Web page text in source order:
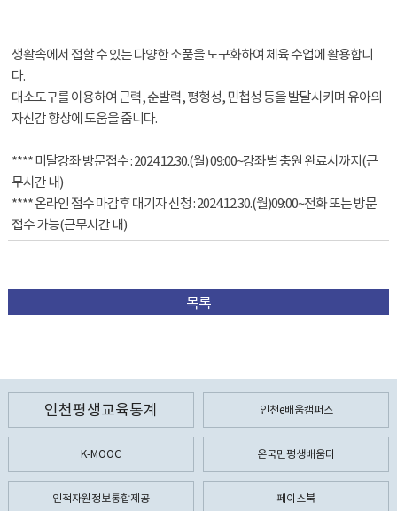
생활속에서 접할 수 있는 다양한 소품을 도구화하여 체육 수업에 활용합니
다.
대소도구를 이용하여 근력, 순발력, 평형성, 민첩성 등을 발달시키며 유아의
자신감 향상에 도움을 줍니다.
**** 미달강좌 방문접수 : 2024.12.30.(월) 09:00~강좌별 충원 완료시까지(근
무시간 내)
**** 온라인 접수 마감후 대기자 신청 : 2024.12.30.(월)09:00~전화 또는 방문
접수 가능(근무시간 내)
목록
인천평생교육통계 인천e배움캠퍼스
K-MOOC 온국민평생배움터
인적자원정보통합제공 페이스북